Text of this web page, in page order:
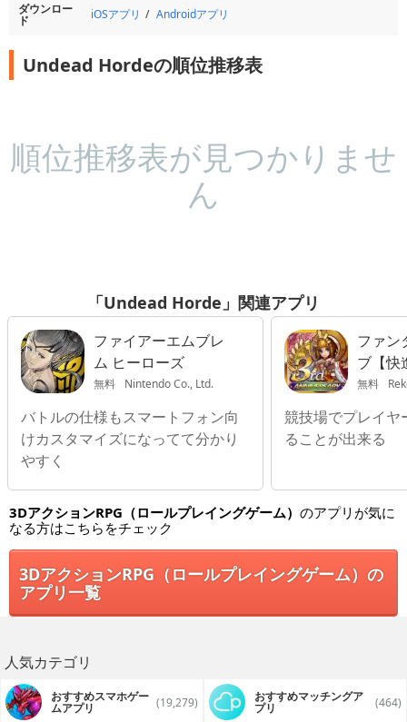
ダウンロー
ド iOSアプリ Androidアプリ
Undead Hordeの順位推移表
順位推移表が見つかりませ
ん
「Undead Horde」関連アプリ
ファイアーエムブレ
ム ヒーローズ
無料 Nintendo Co., Ltd.
バトルの仕様もスマートフォン向
けカスタマイズになってて分かり
やすく
ファン
ブ【快
無料
競技場でプレイヤ
ることが出来る
3DアクションRPG（ロールプレイングゲーム） のアプリが気に
なる方はこちらをチェック
3DアクションRPG（ロールプレイングゲーム）の
アプリ一覧
人気カテゴリ
おすすめスマホゲー
ムアプリ (19,279) おすすめマッチングア
プリ (464)